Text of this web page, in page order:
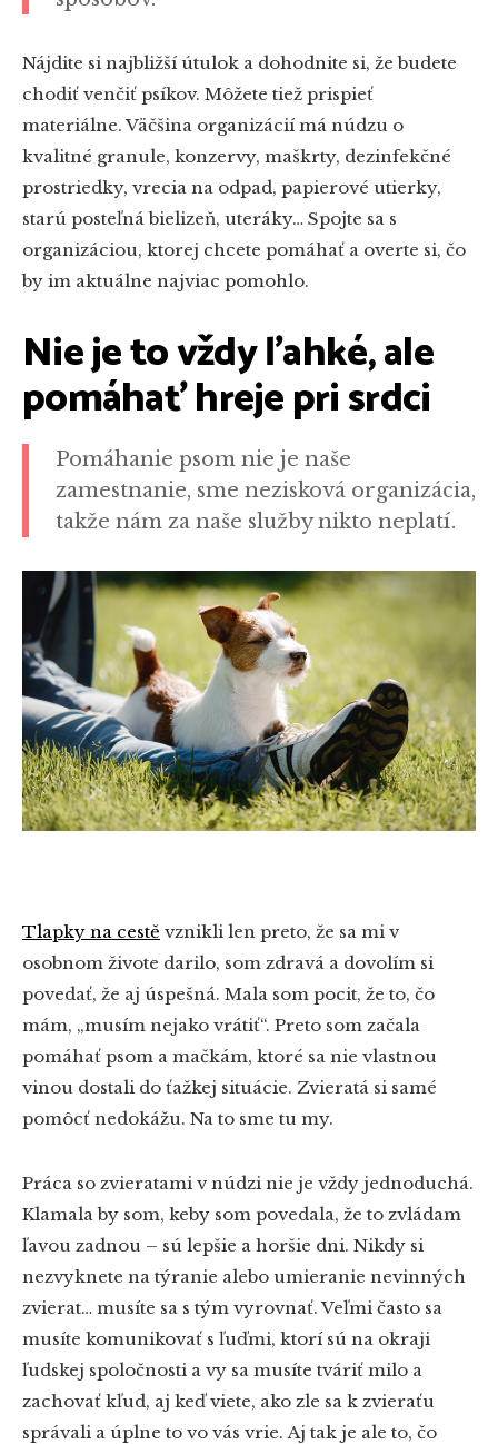
Nájdite si najbližší útulok a dohodnite si, že budete
chodiť venčiť psíkov. Môžete tiež prispieť
materiálne. Väčšina organizácií má núdzu o
kvalitné granule, konzervy, maškrty, dezinfekčné
prostriedky, vrecia na odpad, papierové utierky,
starú posteľná bielizeň, uteráky… Spojte sa s
organizáciou, ktorej chcete pomáhať a overte si, čo
by im aktuálne najviac pomohlo.
Nie je to vždy ľahké, ale
pomáhať hreje pri srdci
Pomáhanie psom nie je naše
zamestnanie, sme nezisková organizácia,
takže nám za naše služby nikto neplatí.
Tlapky na cestě vznikli len preto, že sa mi v
osobnom živote darilo, som zdravá a dovolím si
povedať, že aj úspešná. Mala som pocit, že to, čo
mám, „musím nejako vrátiť“. Preto som začala
pomáhať psom a mačkám, ktoré sa nie vlastnou
vinou dostali do ťažkej situácie. Zvieratá si samé
pomôcť nedokážu. Na to sme tu my.
Práca so zvieratami v núdzi nie je vždy jednoduchá.
Klamala by som, keby som povedala, že to zvládam
ľavou zadnou – sú lepšie a horšie dni. Nikdy si
nezvyknete na týranie alebo umieranie nevinných
zvierat… musíte sa s tým vyrovnať. Veľmi často sa
musíte komunikovať s ľuďmi, ktorí sú na okraji
ľudskej spoločnosti a vy sa musíte tváriť milo a
zachovať kľud, aj keď viete, ako zle sa k zvieraťu
správali a úplne to vo vás vrie. Aj tak je ale to, čo